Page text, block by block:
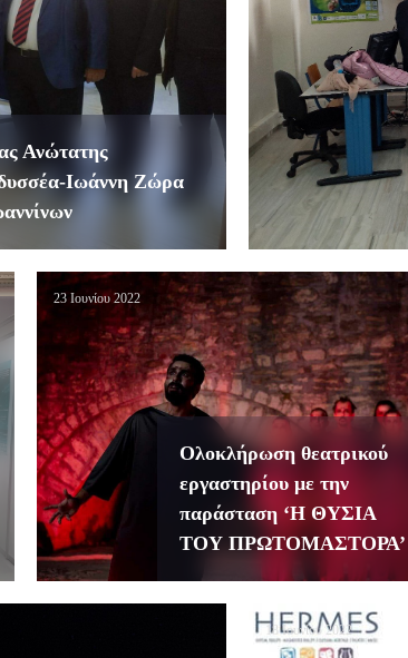
Ανώτατης
Ιωάννη Ζώρα
23 Ιουνίου 2022
Ολοκλήρωση θεατρικού
εργαστηρίου με την
παράσταση ‘Η ΘΥΣΙΑ
ΤΟΥ ΠΡΩΤΟΜΑΣΤΟΡΑ’
18 Ιουνίου 2022